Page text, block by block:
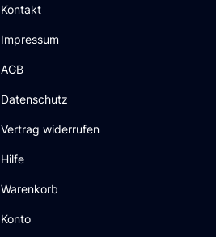
Kontakt
Impressum
AGB
Datenschutz
Vertrag widerrufen
Hilfe
Warenkorb
Konto